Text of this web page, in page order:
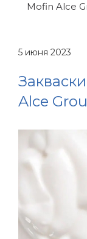
Mofin Alce
5 июня 2023
Alce